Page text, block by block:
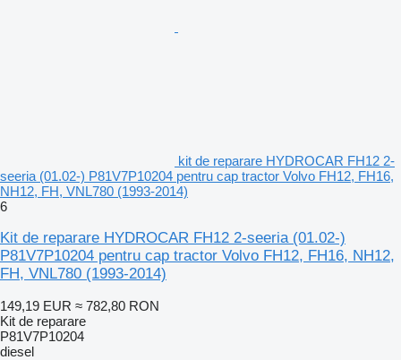
kit de reparare HYDROCAR FH12 2-
seeria (01.02-) P81V7P10204 pentru cap tractor Volvo FH12, FH16,
NH12, FH, VNL780 (1993-2014)
6
Kit de reparare HYDROCAR FH12 2-seeria (01.02-)
P81V7P10204 pentru cap tractor Volvo FH12, FH16, NH12,
FH, VNL780 (1993-2014)
149,19 EUR ≈ 782,80 RON
Kit de reparare
P81V7P10204
diesel